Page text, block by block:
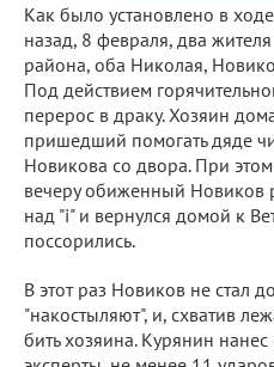
Как было установлено в
назад, 8 февраля, два
района, оба Николая,
Под действием
перерос в драку. Хозяин
пришедший помогать дяде
Новикова со двора. При
вечеру обиженный Новиков
над "i" и вернулся домой к
поссорились.
В этот раз Новиков не стал
"накостыляют", и, схватив
бить хозяина. Курянин